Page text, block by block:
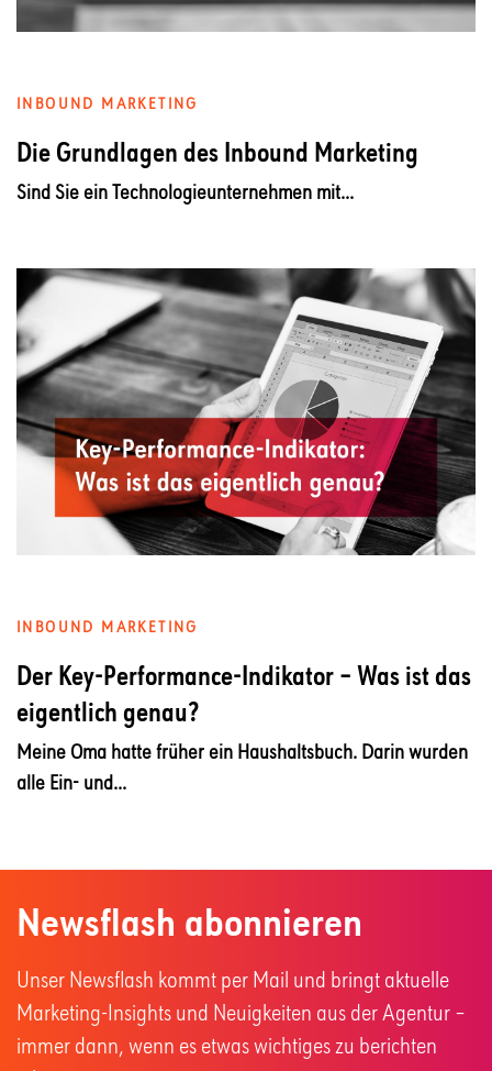
INBOUND MARKETING
Die Grundlagen des Inbound Marketing
Sind Sie ein Technologieunternehmen mit...
INBOUND MARKETING
Der Key-Performance-Indikator – Was ist das
eigentlich genau?
Meine Oma hatte früher ein Haushaltsbuch. Darin wurden
alle Ein- und...
Newsflash abonnieren
Unser Newsflash kommt per Mail und bringt aktuelle
Marketing-Insights und Neuigkeiten aus der Agentur –
immer dann, wenn es etwas wichtiges zu berichten